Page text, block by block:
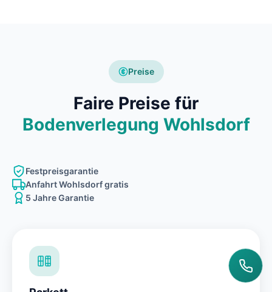
Preise
Faire Preise für
Bodenverlegung Wohlsdorf
Festpreisgarantie
Anfahrt Wohlsdorf gratis
5 Jahre Garantie